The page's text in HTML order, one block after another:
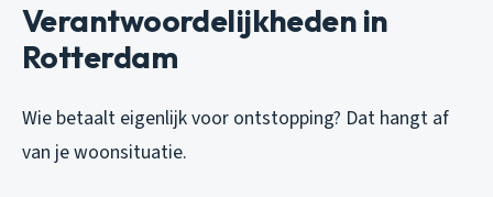
Verantwoordelijkheden in
Rotterdam
Wie betaalt eigenlijk voor ontstopping? Dat hangt af
van je woonsituatie.